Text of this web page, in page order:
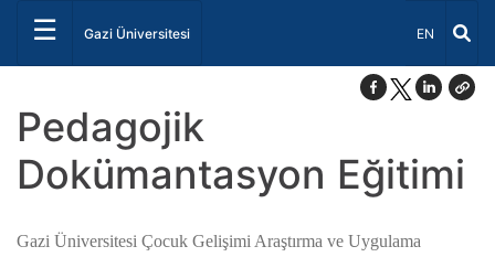
☰ Gazi Üniversitesi Dil Seçiniz
EN
Pedagojik
Dokümantasyon Eğitimi
Gazi Üniversitesi Çocuk Gelişimi Araştırma ve Uygulama